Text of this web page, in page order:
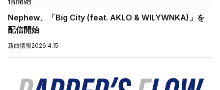
Nephew、「Big City (feat. AKLO & WILYWNKA)」を
配信開始
新曲情報2026.4.15